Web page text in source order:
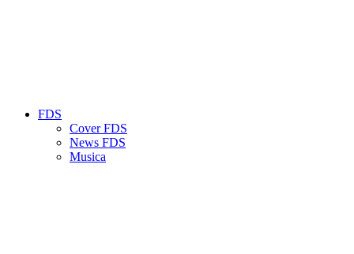
FDS
Cover FDS
News FDS
Musica